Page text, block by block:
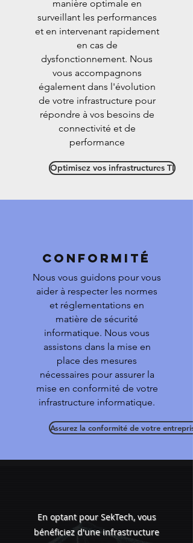
manière optimale en
surveillant les performances
et en intervenant rapidement
en cas de
dysfonctionnement. Nous
vous accompagnons
également dans l'évolution
de votre infrastructure pour
répondre à vos besoins de
connectivité et de
performance
Optimisez vos infrastructures TI
Conformité
Nous vous guidons pour vous
aider à respecter les normes
et réglementations en
matière de sécurité
informatique. Nous vous
assistons dans la mise en
place des mesures
nécessaires pour assurer la
mise en conformité de votre
infrastructure informatique.
Assurez la conformité de votre
En optant pour SekTech, vous
bénéficiez d'une infrastructure